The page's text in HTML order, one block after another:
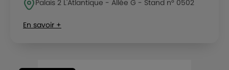
Palais 2 L'Atlantique - Allée G - Stand n° 0502
En savoir +